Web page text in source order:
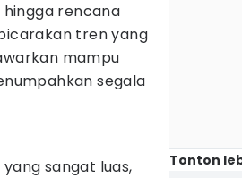
rencana
tren yang
mampu
segala
sangat luas,
Tonton